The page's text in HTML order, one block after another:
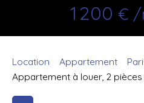
1 200 € /
Location Appartement
Appartement à louer, 2 pièces